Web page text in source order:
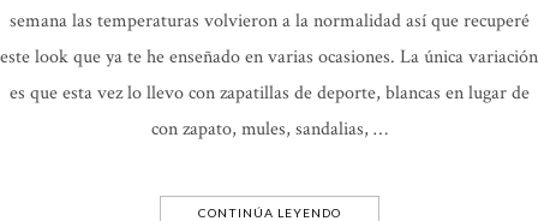
semana las temperaturas volvieron a la normalidad así que recuperé
este look que ya te he enseñado en varias ocasiones. La única variación
es que esta vez lo llevo con zapatillas de deporte, blancas en lugar de
con zapato, mules, sandalias, …
CONTINÚA LEYENDO